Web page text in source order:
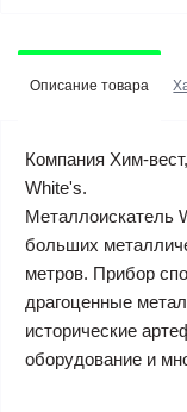
Описание товара
Компания Хим-
White's.
Металлоискатель
больших
метров. Прибор
драгоценные
исторические
оборудование и